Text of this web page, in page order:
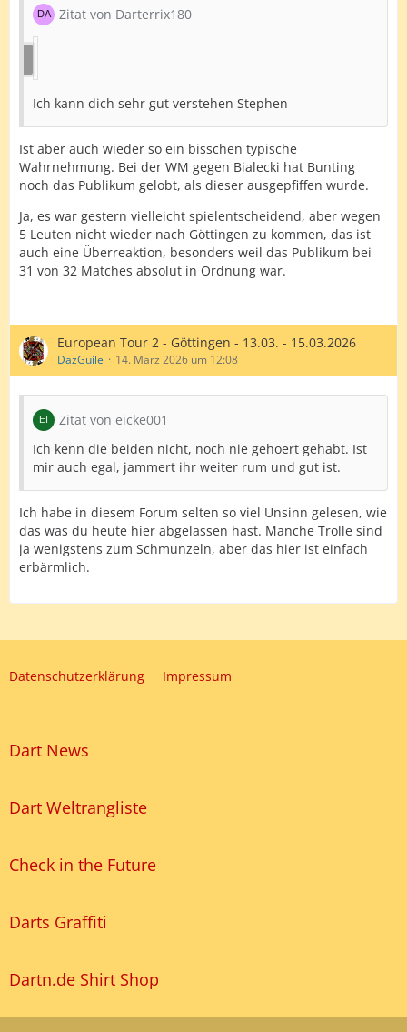
Zitat von Darterrix180
Ich kann dich sehr gut verstehen Stephen
Ist aber auch wieder so ein bisschen typische
Wahrnehmung. Bei der WM gegen Bialecki hat Bunting
noch das Publikum gelobt, als dieser ausgepfiffen wurde.
Ja, es war gestern vielleicht spielentscheidend, aber wegen
5 Leuten nicht wieder nach Göttingen zu kommen, das ist
auch eine Überreaktion, besonders weil das Publikum bei
31 von 32 Matches absolut in Ordnung war.
European Tour 2 - Göttingen - 13.03. - 15.03.2026
DazGuile 14. März 2026 um 12:08
Zitat von eicke001
Ich kenn die beiden nicht, noch nie gehoert gehabt. Ist
mir auch egal, jammert ihr weiter rum und gut ist.
Ich habe in diesem Forum selten so viel Unsinn gelesen, wie
das was du heute hier abgelassen hast. Manche Trolle sind
ja wenigstens zum Schmunzeln, aber das hier ist einfach
erbärmlich.
Datenschutzerklärung Impressum
Dart News
Dart Weltrangliste
Check in the Future
Darts Graffiti
Dartn.de Shirt Shop